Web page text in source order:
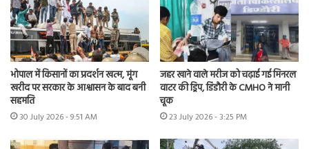
भोपाल में किसानों का प्रदर्शन खत्म, मूंग
खरीद पर सरकार के आश्वासन के बाद बनी
सहमति
30 July 2026 - 9:51 AM
जहर खाने वाले मरीज को चढ़ाई गई मिनरल
वाटर की ड्रिप, डिंडौरी के CMHO ने मानी
चूक
23 July 2026 - 3:25 PM